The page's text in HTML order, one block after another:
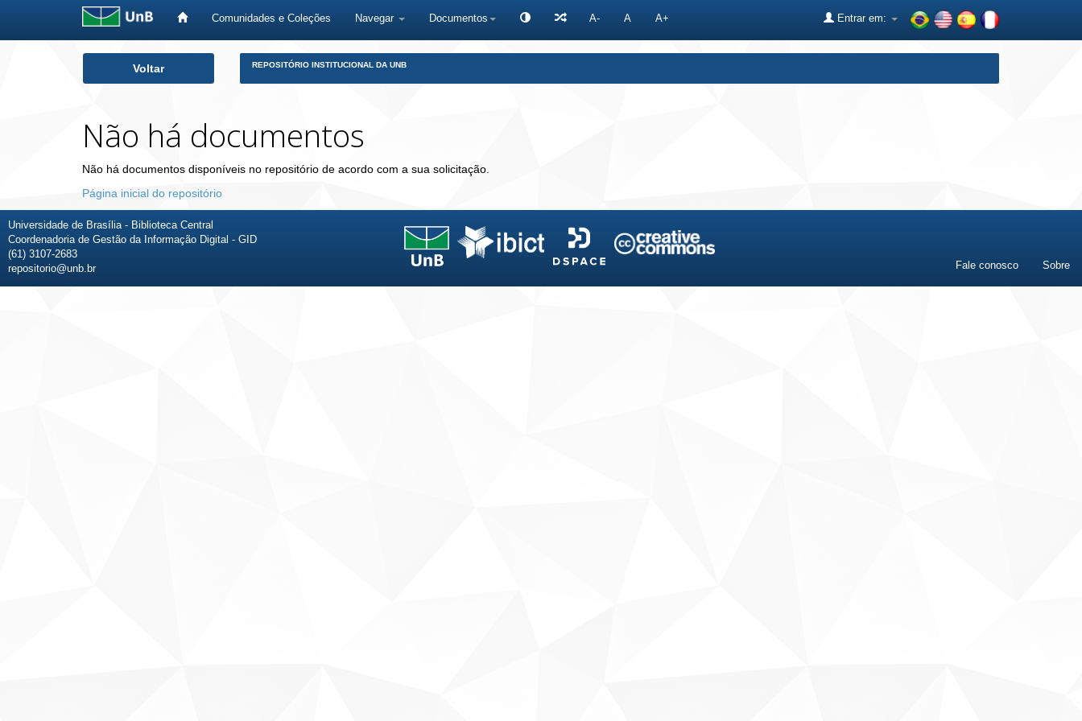
Comunidades e Coleções Navegar Documentos A- A A+ Entrar em:
Voltar REPOSITÓRIO INSTITUCIONAL DA UNB
Não há documentos
Não há documentos disponíveis no repositório de acordo com a sua solicitação.
Página inicial do repositório
Universidade de Brasília - Biblioteca Central
Coordenadoria de Gestão da Informação Digital - GID
(61) 3107-2683
repositorio@unb.br
Fale conosco Sobre